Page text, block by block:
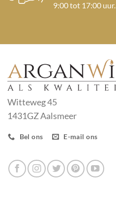
9:00 tot 17:00 uur.
Witteweg 45
1431GZ Aalsmeer
Bel ons E-mail ons